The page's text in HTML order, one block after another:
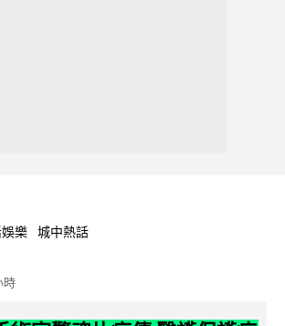
樂 城中熱話
時